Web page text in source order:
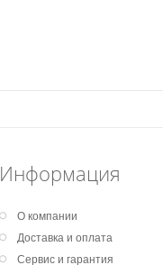
Информация
О компании
Доставка и оплата
Сервис и гарантия